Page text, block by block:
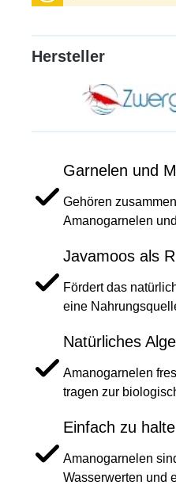
Hersteller
Garnelen und
Gehören
Amanogarnelen
Javamoos als
Fördert das
eine
Natürliches
Amanogarnelen
tragen zur
Einfach zu
Amanogarnelen
Wasserwerten und